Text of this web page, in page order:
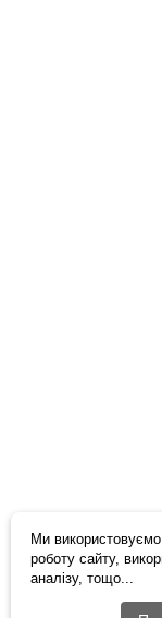
Ми
роботу сайту,
аналізу, тощо...